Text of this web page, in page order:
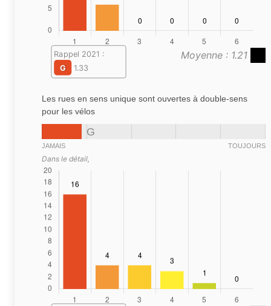
Moyenne : 1.21
Rappel 2021 :
G
1.33
Les rues en sens unique sont ouvertes à double-sens
pour les vélos
G
JAMAIS TOUJOURS
Dans le détail,